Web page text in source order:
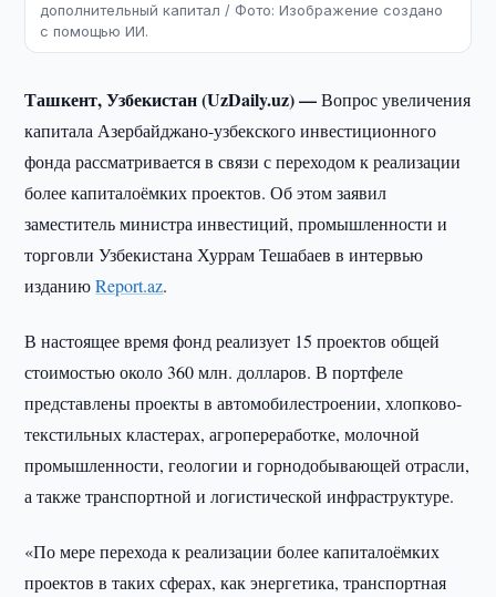
дополнительный капитал / Фото: Изображение создано
с помощью ИИ.
Ташкент, Узбекистан (UzDaily.uz) —Вопрос увеличения
капитала Азербайджано-узбекского инвестиционного
фонда рассматривается в связи с переходом к реализации
более капиталоёмких проектов. Об этом заявил
заместитель министра инвестиций, промышленности и
торговли Узбекистана Хуррам Тешабаев в интервью
изданиюReport.az.
В настоящее время фонд реализует 15 проектов общей
стоимостью около 360 млн. долларов. В портфеле
представлены проекты в автомобилестроении, хлопково-
текстильных кластерах, агропереработке, молочной
промышленности, геологии и горнодобывающей отрасли,
а также транспортной и логистической инфраструктуре.
«По мере перехода к реализации более капиталоёмких
проектов в таких сферах, как энергетика, транспортная